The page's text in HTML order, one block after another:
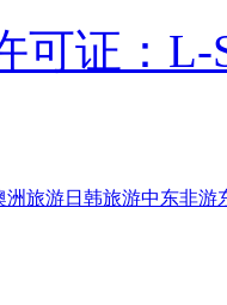
可证：L-
洲旅游日韩旅游中东非游